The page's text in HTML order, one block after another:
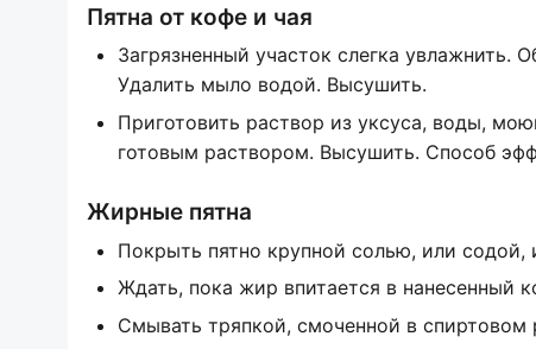
Пятна от кофе и чая
Загрязненный участок слегка
Удалить мыло водой. Высушить.
Приготовить раствор из уксуса, воды,
готовым раствором. Высушить. Способ
Жирные пятна
Покрыть пятно крупной солью, или
Ждать, пока жир впитается в нанесенный
Смывать тряпкой, смоченной в